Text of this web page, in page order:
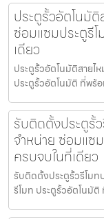
ประตูรั้วอัตโนมั
ซ่อมแซมประตูรี
เดียว
ประตูรั้วอัตโนมัติสายไ
ประตูรั้วอัตโนมัติ ที่พร้
รับติดตั้งประตูรั้
จำหน่าย ซ่อมแซ
ครบจบในที่เดียว
รับติดตั้งประตูรั้วรีโม
รีโมท ประตูรั้วอัตโนมั